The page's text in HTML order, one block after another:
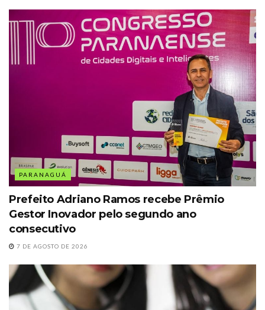
PARANAGUÁ
Prefeito Adriano Ramos recebe Prêmio
Gestor Inovador pelo segundo ano
consecutivo
7 DE AGOSTO DE 2026